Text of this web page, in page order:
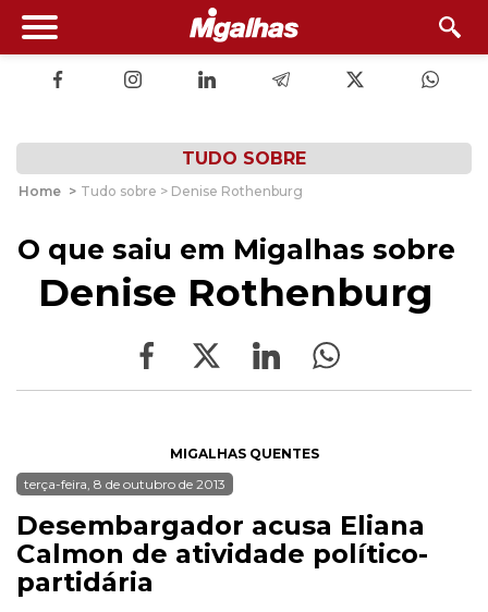
TUDO SOBRE
Home > Tudo sobre > Denise Rothenburg
O que saiu em Migalhas sobre
Denise Rothenburg
MIGALHAS QUENTES
terça-feira, 8 de outubro de 2013
Desembargador acusa Eliana
Calmon de atividade político-
partidária